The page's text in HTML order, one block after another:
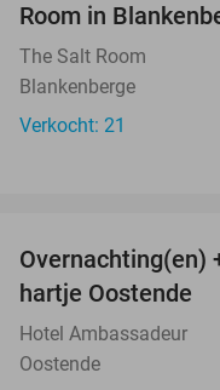
Room in
The Salt Room
Blankenberge
Verkocht: 21
Overnachting(en)
hartje Oostende
Hotel Ambassadeur
Oostende